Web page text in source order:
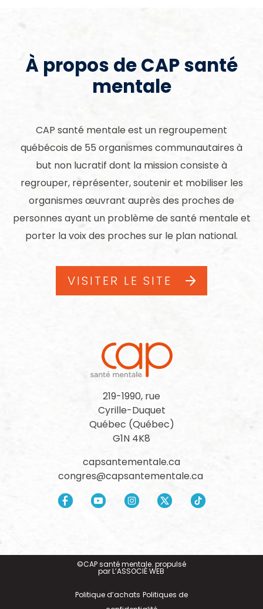
À propos de CAP santé
mentale
CAP santé mentale est un regroupement
québécois de 55 organismes communautaires à
but non lucratif dont la mission consiste à
regrouper, représenter, soutenir et mobiliser les
organismes œuvrant auprès des proches de
personnes ayant un problème de santé mentale et
porter la voix des proches sur le plan national.
VISITER LE SITE
219-1990, rue
Cyrille-Duquet
Québec (Québec)
G1N 4K8
capsantementale.ca
congres@capsantementale.ca
©CAP santé mentale. propulsé
parL’ASSOCIÉ WEB
Politique d’achats Politiques de